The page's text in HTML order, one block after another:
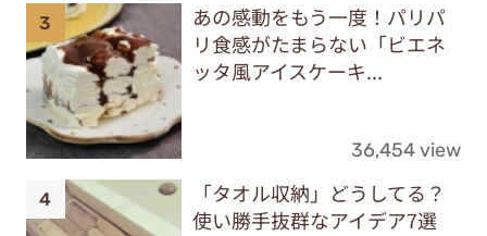
あの感動をもう一度！パリパ
リ食感がたまらない「ビエネ
ッタ風アイスケーキ...
36,454 view
「タオル収納」どうしてる？
使い勝手抜群なアイデア7選